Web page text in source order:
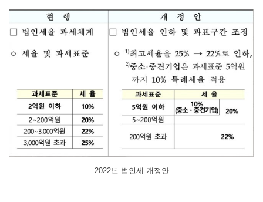
2022년 법인세 개정안